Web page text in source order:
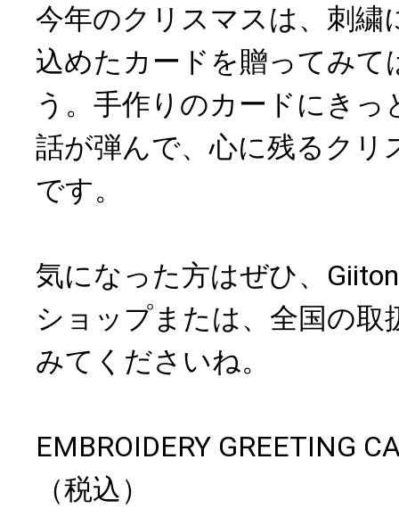
今年のクリスマスは、刺繍
込めたカードを贈ってみて
う。手作りのカードにきっ
話が弾んで、心に残るクリ
です。
気になった方はぜひ、
ショップまたは、全国の取
みてくださいね。
EMBROIDERY GREETING
（税込）